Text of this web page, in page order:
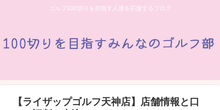
ゴルフ100切りを目指す人達を応援するブログ
【ライザップゴルフ天神店】店舗情報と口